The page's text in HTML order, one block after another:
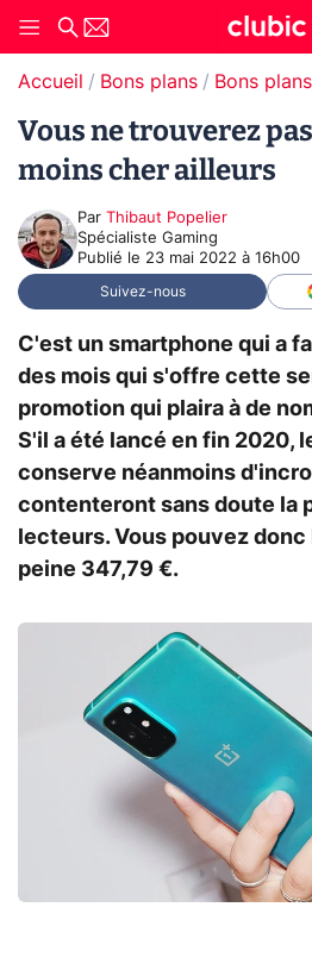
Accueil Bons plans Bons
Vous ne trouverez
moins cher ailleurs
Par Thibaut Popelier
Spécialiste Gaming
Publié le 23 mai 2022 à 16h00
Suivez-nous
C'est un smartphone qui a
des mois qui s'offre cette
promotion qui plaira à de
S'il a été lancé en fin 2020,
conserve néanmoins
contenteront sans doute la
lecteurs. Vous pouvez
peine 347,79 €.